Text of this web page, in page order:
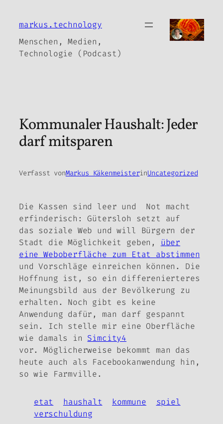
Inhalt
markus.technology
Menschen, Medien,
Technologie (Podcast)
Kommunaler Haushalt: Jeder
darf mitsparen
Verfasst vonMarkus KäkenmeisterinUncategorized
Die Kassen sind leer und Not macht
erfinderisch: Gütersloh setzt auf
das soziale Web und will Bürgern der
Stadt die Möglichkeit geben, über
eine Weboberfläche zum Etat abstimmen
und Vorschläge einreichen können. Die
Hoffnung ist, so ein differenierteres
Meinungsbild aus der Bevölkerung zu
erhalten. Noch gibt es keine
Anwendung dafür, man darf gespannt
sein. Ich stelle mir eine Oberfläche
wie damals in Simcity4
vor. Möglicherweise bekommt man das
heute auch als Facebookanwendung hin,
so wie Farmville.
etat haushalt kommune
spiel
verschuldung